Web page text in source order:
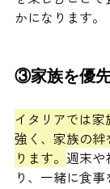
かになります。
③家族を優
イタリアでは
強く、家族の絆
ります。 週末や
り、一緒に食